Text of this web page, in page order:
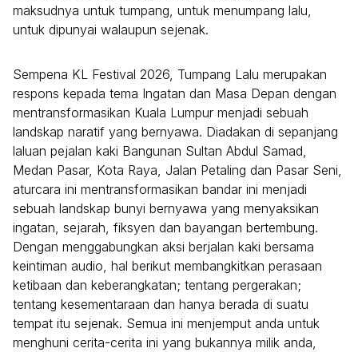
maksudnya untuk tumpang, untuk menumpang lalu,
untuk dipunyai walaupun sejenak.
Sempena KL Festival 2026, Tumpang Lalu merupakan
respons kepada tema Ingatan dan Masa Depan dengan
mentransformasikan Kuala Lumpur menjadi sebuah
landskap naratif yang bernyawa. Diadakan di sepanjang
laluan pejalan kaki Bangunan Sultan Abdul Samad,
Medan Pasar, Kota Raya, Jalan Petaling dan Pasar Seni,
aturcara ini mentransformasikan bandar ini menjadi
sebuah landskap bunyi bernyawa yang menyaksikan
ingatan, sejarah, fiksyen dan bayangan bertembung.
Dengan menggabungkan aksi berjalan kaki bersama
keintiman audio, hal berikut membangkitkan perasaan
ketibaan dan keberangkatan; tentang pergerakan;
tentang kesementaraan dan hanya berada di suatu
tempat itu sejenak. Semua ini menjemput anda untuk
menghuni cerita-cerita ini yang bukannya milik anda,